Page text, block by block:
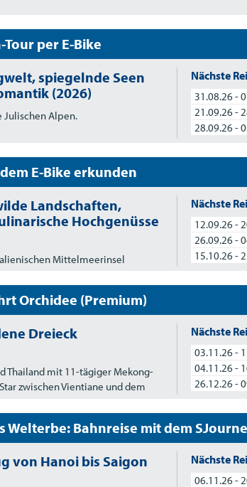
per E-Bike
spiegelnde Seen
(2026)
Julischen Alpen.
Nächste
31.08.26 -
21.09.26 -
28.09.26 -
E-Bike erkunden
Landschaften,
Hochgenüsse
Mittelmeerinsel
Nächste
12.09.26 -
26.09.26 -
15.10.26 -
Orchidee (Premium)
Dreieck
Thailand mit 11-tägiger Mekong-
zwischen Vientiane und dem
Nächste
03.11.26 -
04.11.26 -
26.12.26 -
Welterbe: Bahnreise mit dem
von Hanoi bis Saigon
Nächste
06.11.26 -